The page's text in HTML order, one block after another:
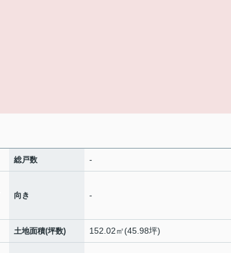
総戸数 -
向き -
土地面積(坪数) 152.02㎡(45.98坪)